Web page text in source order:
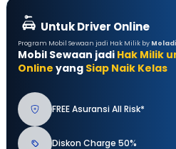
Untuk Driver Online
Program Mobil Sewaan jadi Hak Milik by
Mobil Sewaan jadi Hak Milik
Online yang Siap Naik Kelas
FREE Asuransi All Risk*
Diskon Charge 50%